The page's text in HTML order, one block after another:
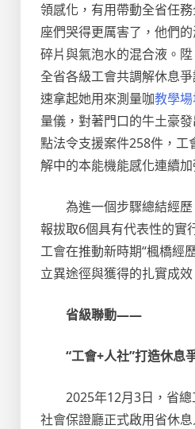
領感化，有用帶動全省任
座們哭得更厲害了，他們
碎片與氣泡水的混合液。
全省各級工會共調解休息
速拿起她用來測量咖教學
量儀，對著門口的牛土豪
點法令支援案件258件，工
解中的本能機能感化連續加
為進一個步驟總結經
報拔取6個具有代表性的實
工會在推動新時期“楓橋經
立異途徑與獲得的扎實成效
省級聯動——
“工會+人社”打造休息
2025年12月3日，省
社會保證廳正式啟用省休